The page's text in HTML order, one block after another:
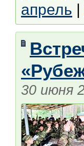
апрель |
30 июня